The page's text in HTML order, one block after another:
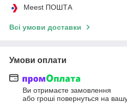
Meest ПОШТА
Всі умови доставки
Умови оплати
Ви отримаєте замовлення
або гроші повернуться на